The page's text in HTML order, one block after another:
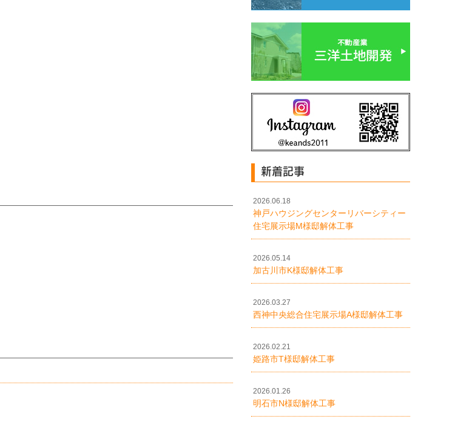
新着記事
2026.06.18
神戸ハウジングセンターリバーシティー
住宅展示場M様邸解体工事
2026.05.14
加古川市K様邸解体工事
2026.03.27
西神中央総合住宅展示場A様邸解体工事
2026.02.21
姫路市T様邸解体工事
2026.01.26
明石市N様邸解体工事